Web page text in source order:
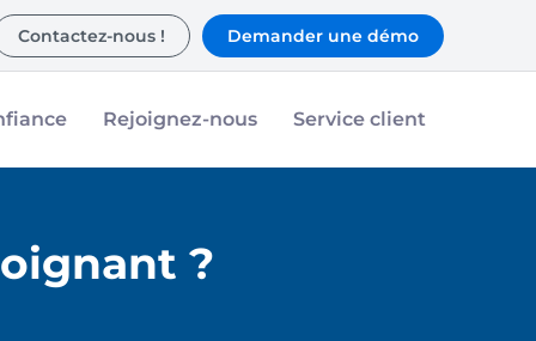
Contactez-nous ! Demander une démo
Rejoignez-nous Service client
?